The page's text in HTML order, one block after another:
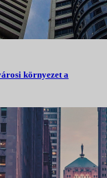
környezet a